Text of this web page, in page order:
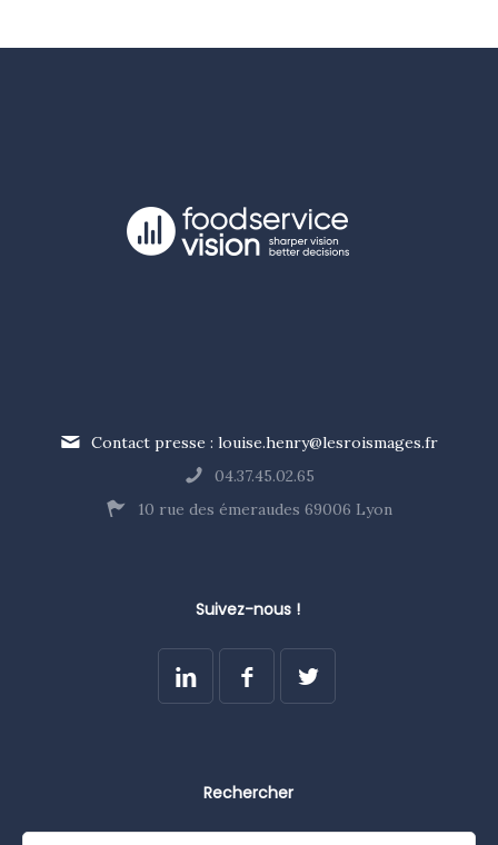
Contact presse : louise.henry@lesroismages.fr
04.37.45.02.65
10 rue des émeraudes 69006 Lyon
Suivez-nous !
Rechercher